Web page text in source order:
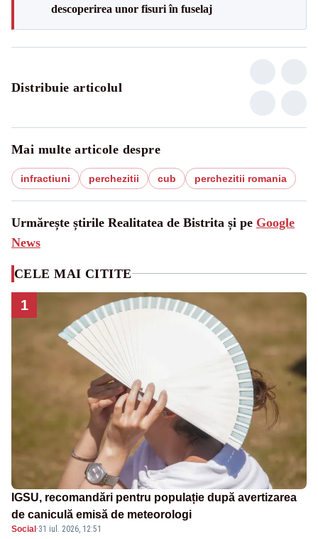
descoperirea unor fisuri în fuselaj
Distribuie articolul
Mai multe articole despre
infractiuni perchezitii cub perchezitii romania
Urmărește știrile Realitatea de Bistrita și pe Google
News
CELE MAI CITITE
1
IGSU, recomandări pentru populație după avertizarea
de caniculă emisă de meteorologi
Social ·31 iul. 2026, 12:51